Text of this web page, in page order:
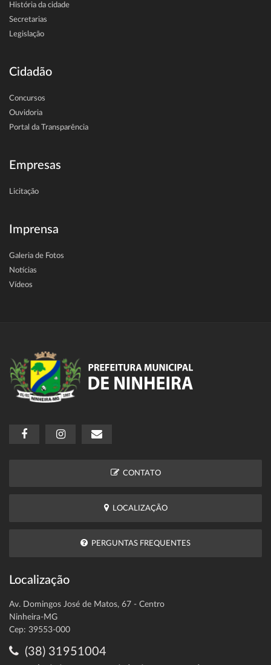
História da cidade
Secretarias
Legislação
Cidadão
Concursos
Ouvidoria
Portal da Transparência
Empresas
Licitação
Imprensa
Galeria de Fotos
Notícias
Vídeos
CONTATO
LOCALIZAÇÃO
PERGUNTAS FREQUENTES
Localização
Av. Domingos José de Matos, 67 - Centro
Ninheira-MG
Cep: 39553-000
(38) 31951004